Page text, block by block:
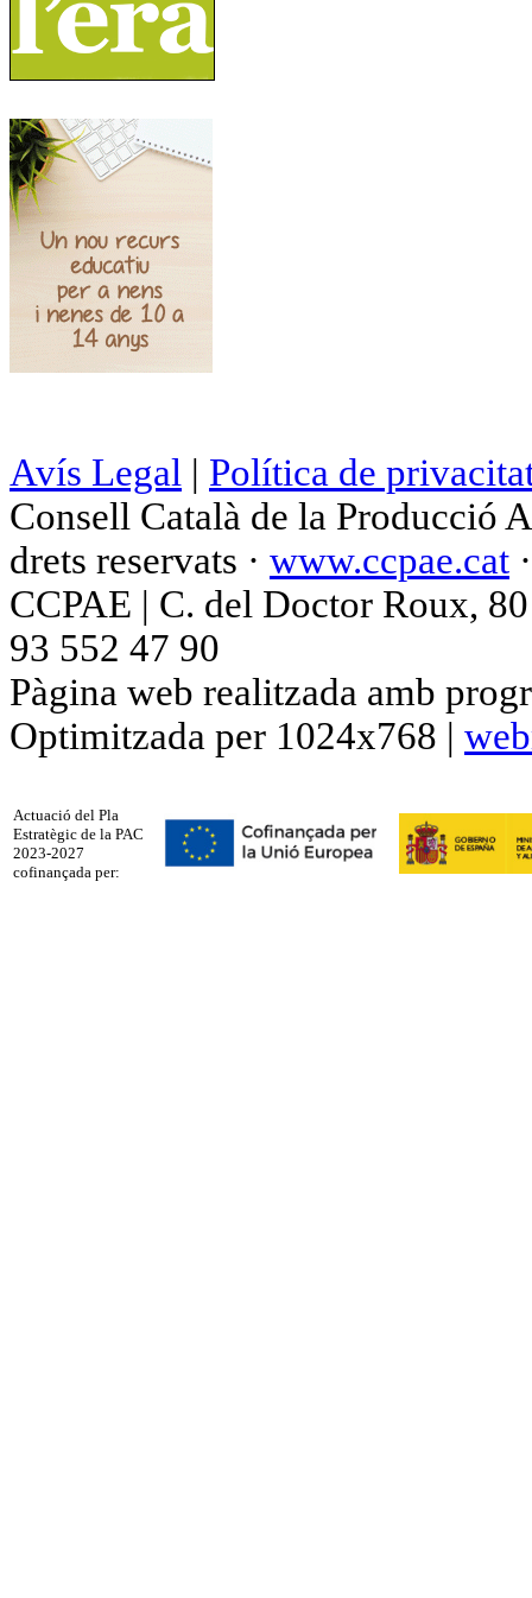
Avís Legal | Política de
Consell Català de la Producció
drets reservats · www.ccpae.cat
CCPAE | C. del Doctor Roux,
93 552 47 90
Pàgina web realitzada amb
Optimitzada per 1024x768 |
Actuació del Pla
Estratègic de la PAC
2023-2027
cofinançada per: